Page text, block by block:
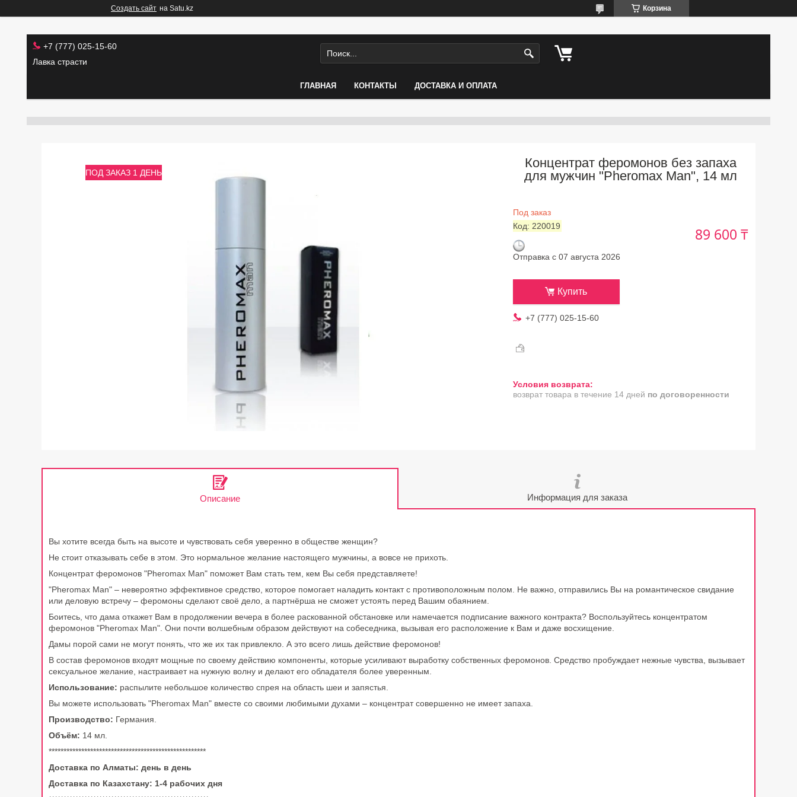
Создать сайт на Satu.kz Корзина
+7 (777) 025-15-60
Лавка страсти
ГЛАВНАЯ КОНТАКТЫ ДОСТАВКА И ОПЛАТА
ПОД ЗАКАЗ 1 ДЕНЬ
Концентрат феромонов без запаха
для мужчин "Pheromax Man", 14 мл
Под заказ
Код: 220019
Отправка с 07 августа 2026
89 600 ₸
Купить
+7 (777) 025-15-60
возврат товара в течение 14 дней по договоренности
Описание Информация для заказа
Вы хотите всегда быть на высоте и чувствовать себя уверенно в обществе женщин?
Не стоит отказывать себе в этом. Это нормальное желание настоящего мужчины, а вовсе не прихоть.
Концентрат феромонов "Pheromax Man" поможет Вам стать тем, кем Вы себя представляете!
"Pheromax Man" – невероятно эффективное средство, которое помогает наладить контакт с противоположным полом. Не важно, отправились Вы на романтическое свидание
или деловую встречу – феромоны сделают своё дело, а партнёрша не сможет устоять перед Вашим обаянием.
Боитесь, что дама откажет Вам в продолжении вечера в более раскованной обстановке или намечается подписание важного контракта? Воспользуйтесь концентратом
феромонов "Pheromax Man". Они почти волшебным образом действуют на собеседника, вызывая его расположение к Вам и даже восхищение.
Дамы порой сами не могут понять, что же их так привлекло. А это всего лишь действие феромонов!
В состав феромонов входят мощные по своему действию компоненты, которые усиливают выработку собственных феромонов. Средство пробуждает нежные чувства, вызывает
сексуальное желание, настраивает на нужную волну и делают его обладателя более уверенным.
Использование: распылите небольшое количество спрея на область шеи и запястья.
Вы можете использовать "Pheromax Man" вместе со своими любимыми духами – концентрат совершенно не имеет запаха.
Производство: Германия.
Объём: 14 мл.
*****************************************************
Доставка по Алматы: день в день
Доставка по Казахстану: 1-4 рабочих дня